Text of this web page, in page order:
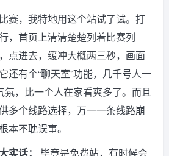
赛，我特地用这个站试了试。打
，首页上清清楚楚列着比赛列
点进去，缓冲大概两三秒，画面
还有个“聊天室”功能，几千号人一
氛，比一个人在家看爽多了。而且
多个线路选择，万一一条线路崩
本不耽误事。
实话：
毕竟是免费站，有时候会